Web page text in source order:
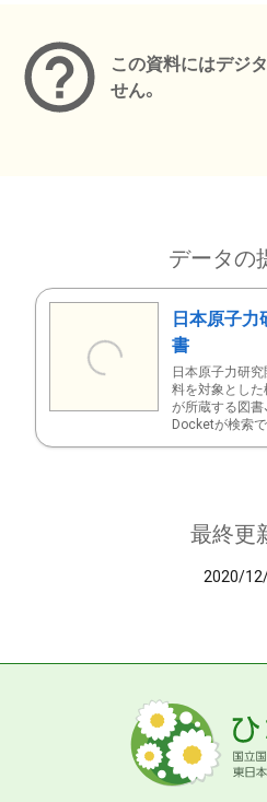
この資料にはデジ
せん。
データの
日本原子力
書
日本原子力研
料を対象とした
が所蔵する図書
Docketが検索で
最終更
2020/